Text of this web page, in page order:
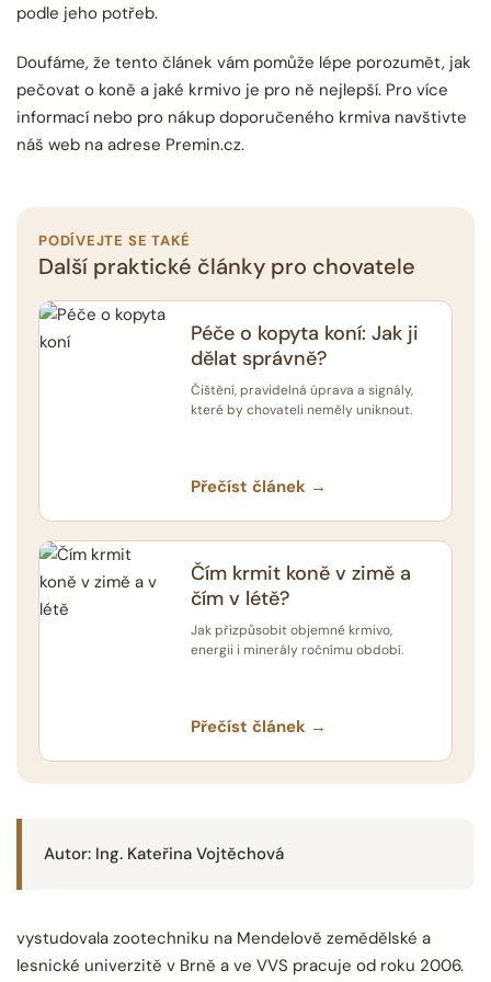
podle jeho potřeb.
Doufáme, že tento článek vám pomůže lépe porozumět, jak
pečovat o koně a jaké krmivo je pro ně nejlepší. Pro více
informací nebo pro nákup doporučeného krmiva navštivte
náš web na adrese Premin.cz.
PODÍVEJTE SE TAKÉ
Další praktické články pro chovatele
Péče o kopyta koní: Jak ji
dělat správně?
Čištění, pravidelná úprava a signály,
které by chovateli neměly uniknout.
Přečíst článek →
Čím krmit koně v zimě a
čím v létě?
Jak přizpůsobit objemné krmivo,
energii i minerály ročnímu období.
Přečíst článek →
Autor: Ing. Kateřina Vojtěchová
vystudovala zootechniku na Mendelově zemědělské a
lesnické univerzitě v Brně a ve VVS pracuje od roku 2006.